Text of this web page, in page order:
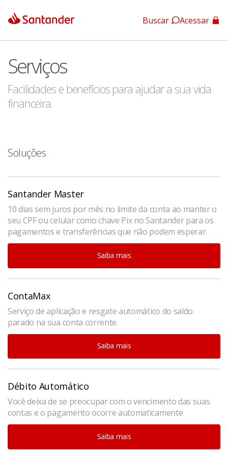
App Santander
App Santander Empresas
Buscar Acessar
Serviços
Facilidades e benefícios para ajudar a sua vida
financeira.
Soluções
Santander Master
10 dias sem juros por mês no limite da conta ao manter o
seu CPF ou celular como chave Pix no Santander para os
pagamentos e transferências que não podem esperar.
Saiba mais
ContaMax
Serviço de aplicação e resgate automático do saldo
parado na sua conta corrente.
Saiba mais
Débito Automático
Você deixa de se preocupar com o vencimento das suas
contas e o pagamento ocorre automaticamente
Saiba mais